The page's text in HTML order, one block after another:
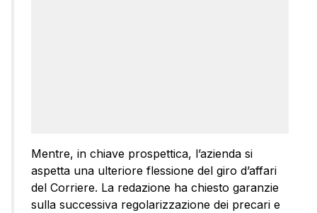
Mentre, in chiave prospettica, l’azienda si
aspetta una ulteriore flessione del giro d’affari
del Corriere. La redazione ha chiesto garanzie
sulla successiva regolarizzazione dei precari e